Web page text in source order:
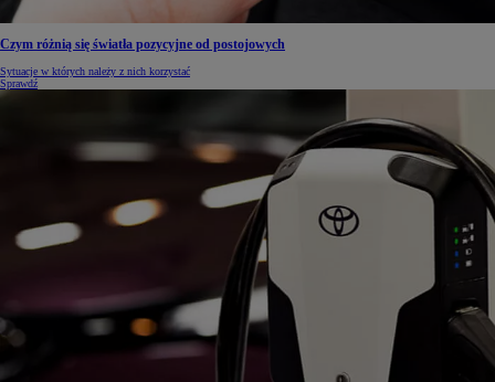
Czym różnią się światła pozycyjne od postojowych
Sytuacje w których należy z nich korzystać
Sprawdź